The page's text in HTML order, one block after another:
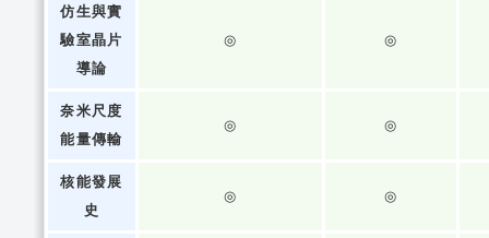
仿生與實
驗室晶片
導論
◎ ◎
奈米尺度
能量傳輸
◎ ◎
核能發展
史
◎ ◎